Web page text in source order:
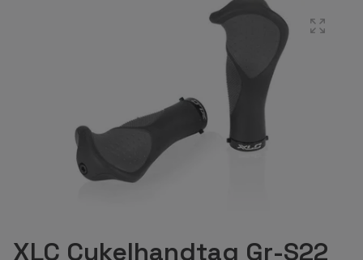
XLC Cykelhandtag Gr-S22